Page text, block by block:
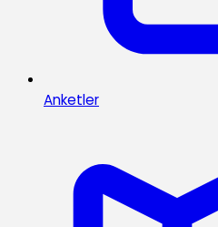
Anketler